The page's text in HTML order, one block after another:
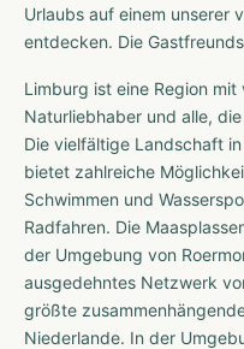
Urlaubs auf einem unserer
entdecken. Die
Limburg ist eine Region
Naturliebhaber und alle,
Die vielfältige Landschaft
bietet zahlreiche
Schwimmen und
Radfahren. Die
der Umgebung von
ausgedehntes Netzwerk
größte
Niederlande. In der